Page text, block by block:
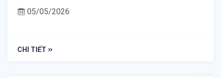
Đại học Huế
05/05/2026
CHI TIẾT